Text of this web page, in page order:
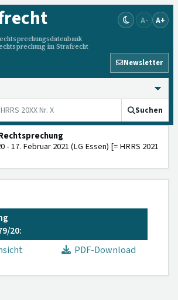
im Strafrecht
A- A+
Newsletter
Suchen
- 17. Februar 2021 (LG Essen) [= HRRS 2021
20:
PDF-Download